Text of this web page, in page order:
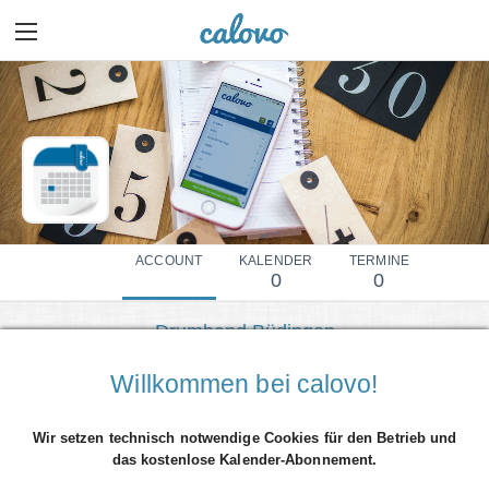
ACCOUNT KALENDER
0
TERMINE
0
Drumband Büdingen
Mehr Details einblenden
Willkommen bei calovo!
Wir setzen technisch notwendige Cookies für den Betrieb und
das kostenlose Kalender-Abonnement.